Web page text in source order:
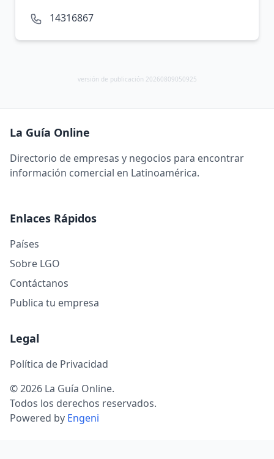
14316867
versión de publicación 20260809050925
La Guía Online
Directorio de empresas y negocios para encontrar
información comercial en Latinoamérica.
Enlaces Rápidos
Países
Sobre LGO
Contáctanos
Publica tu empresa
Legal
Política de Privacidad
© 2026 La Guía Online.
Todos los derechos reservados.
Powered by Engeni